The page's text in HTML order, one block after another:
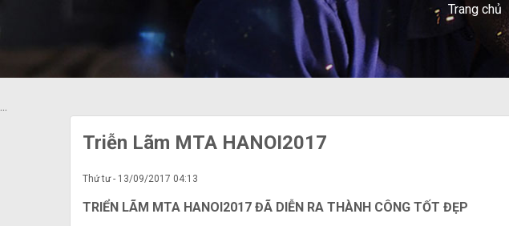
Trang chủ
Triễn Lãm MTA HANOI2017
Thứ tư - 13/09/2017 04:13
TRIỂN LÃM MTA HANOI2017 ĐÃ DIỄN RA THÀNH CÔNG TỐT ĐẸP